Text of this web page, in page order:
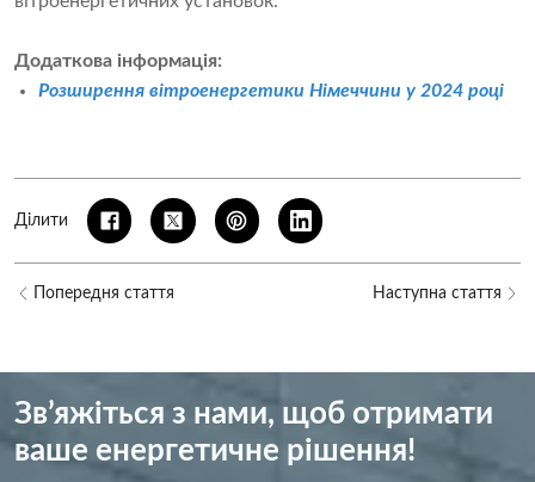
Додаткова інформація:
Розширення вітроенергетики Німеччини у 2024 році
Ділити
Попередня стаття Наступна стаття
Зв’яжіться з нами, щоб отримати
ваше енергетичне рішення!